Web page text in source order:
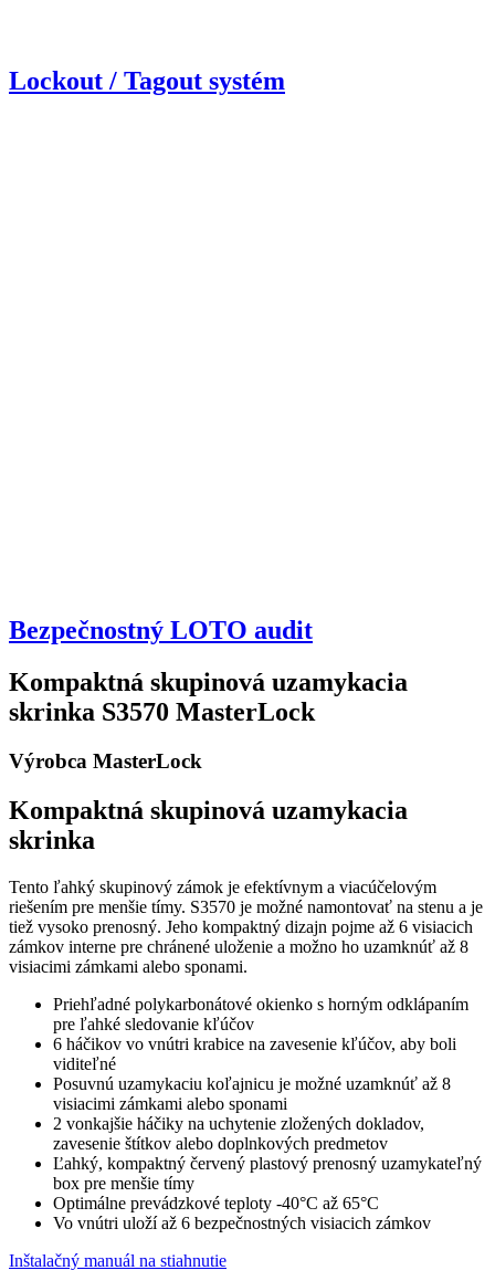
Lockout / Tagout systém
Bezpečnostný LOTO audit
Kompaktná skupinová uzamykacia
skrinka S3570 MasterLock
Výrobca MasterLock
Kompaktná skupinová uzamykacia
skrinka
Tento ľahký skupinový zámok je efektívnym a viacúčelovým
riešením pre menšie tímy. S3570 je možné namontovať na stenu a je
tiež vysoko prenosný. Jeho kompaktný dizajn pojme až 6 visiacich
zámkov interne pre chránené uloženie a možno ho uzamknúť až 8
visiacimi zámkami alebo sponami.
Priehľadné polykarbonátové okienko s horným odklápaním
pre ľahké sledovanie kľúčov
6 háčikov vo vnútri krabice na zavesenie kľúčov, aby boli
viditeľné
Posuvnú uzamykaciu koľajnicu je možné uzamknúť až 8
visiacimi zámkami alebo sponami
2 vonkajšie háčiky na uchytenie zložených dokladov,
zavesenie štítkov alebo doplnkových predmetov
Ľahký, kompaktný červený plastový prenosný uzamykateľný
box pre menšie tímy
Optimálne prevádzkové teploty -40°C až 65°C
Vo vnútri uloží až 6 bezpečnostných visiacich zámkov
Inštalačný manuál na stiahnutie